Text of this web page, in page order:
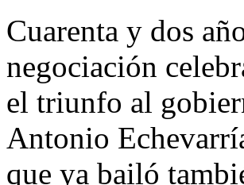
Cuarenta y dos
negociación
el triunfo al
Antonio
que ya bailó